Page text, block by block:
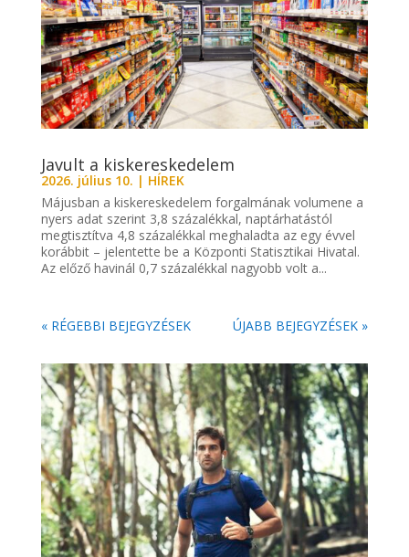
Javult a kiskereskedelem
2026. július 10. | HÍREK
Májusban a kiskereskedelem forgalmának volumene a
nyers adat szerint 3,8 százalékkal, naptárhatástól
megtisztítva 4,8 százalékkal meghaladta az egy évvel
korábbit – jelentette be a Központi Statisztikai Hivatal.
Az előző havinál 0,7 százalékkal nagyobb volt a...
« RÉGEBBI BEJEGYZÉSEK ÚJABB BEJEGYZÉSEK »